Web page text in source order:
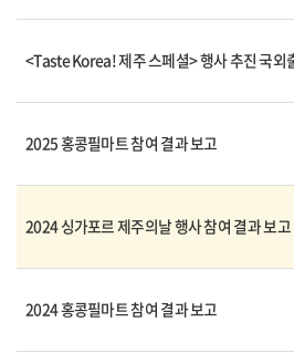
<Taste Korea! 제주 스페셜> 행사 추진 국외
2025 홍콩필마트 참여 결과 보고
2024 싱가포르 제주의날 행사 참여 결과 보고
2024 홍콩필마트 참여 결과 보고